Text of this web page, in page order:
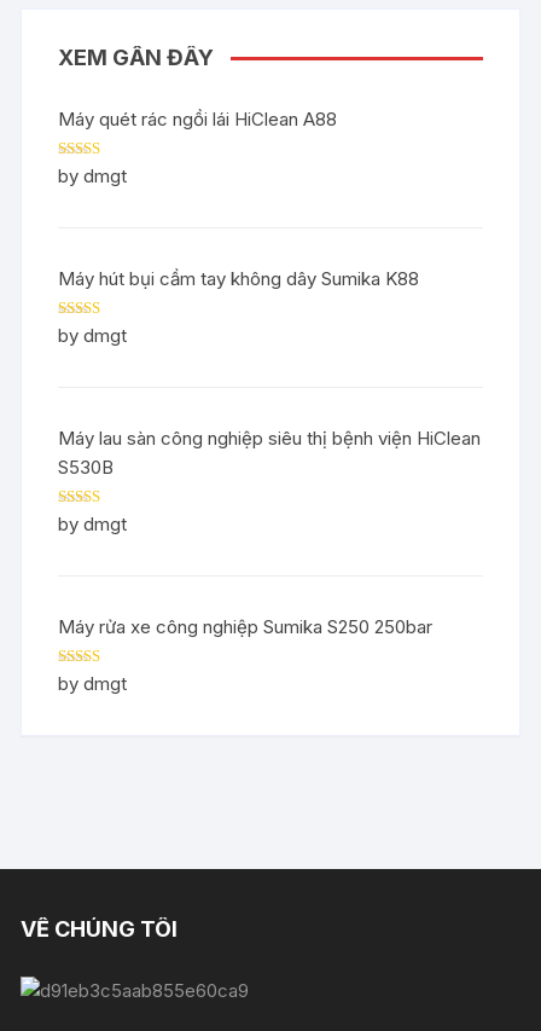
XEM GẦN ĐÂY
Máy quét rác ngồi lái HiClean A88
Rated5out
of 5
by dmgt
Máy hút bụi cầm tay không dây Sumika K88
Rated5out
of 5
by dmgt
Máy lau sàn công nghiệp siêu thị bệnh viện HiClean
S530B
Rated5out
of 5
by dmgt
Máy rửa xe công nghiệp Sumika S250 250bar
Rated5out
of 5
by dmgt
VỀ CHÚNG TÔI